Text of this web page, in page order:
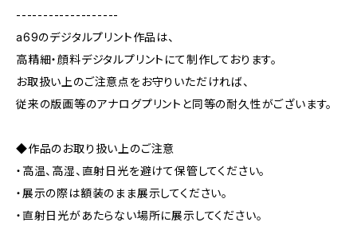
-------------------
a69のデジタルプリント作品は、
高精細・顔料デジタルプリントにて制作しております。
お取扱い上のご注意点をお守りいただければ、
従来の版画等のアナログプリントと同等の耐久性がございます。
◆作品のお取り扱い上のご注意
・高温、高湿、直射日光を避けて保管してください。
・展示の際は額装のまま展示してください。
・直射日光があたらない場所に展示してください。